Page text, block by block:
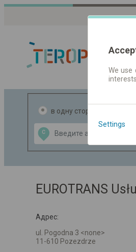
в одну сторону
С
Data CC-BY-SA
OpenStreetMap
GeoLite data by
EUROTRANS
Адрес:
ul. Pogodna 3 <none>
11-610 Pozezdrze
We use
Settings